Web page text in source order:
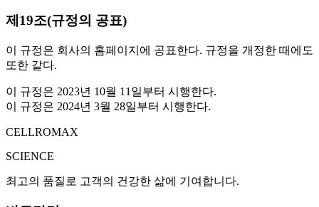
제19조(규정의 공표)
이 규정은 회사의 홈페이지에 공표한다. 규정을 개정한 때에도
또한 같다.
이 규정은 2023년 10월 11일부터 시행한다.
이 규정은 2024년 3월 28일부터 시행한다.
CELLROMAX
SCIENCE
최고의 품질로 고객의 건강한 삶에 기여합니다.